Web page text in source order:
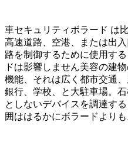
車セキュリティボラード は
高速道路、空港、または出
路を制御するために使用す
ドは影響しません美容の建
機能、それは広く都市交通
銀行、学校、と大駐車場。
としないデバイスを調達す
囲ははるかにボラードよりも